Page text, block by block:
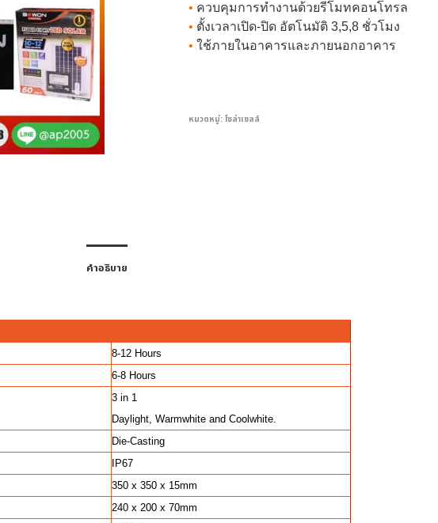
• ควบคุมการทำงานด้วยรีโมทคอนโทรล
• ตั้งเวลาเปิด-ปิด อัตโนมัติ 3,5,8 ชั่วโมง
• ใช้ภายในอาคารและภายนอกอาคาร
หมวดหมู่:โซล่าเซลล์
คำอธิบาย
8-12 Hours
6-8 Hours
3 in 1
Daylight, Warmwhite and Coolwhite.
Die-Casting
IP67
350 x 350 x 15mm
240 x 200 x 70mm